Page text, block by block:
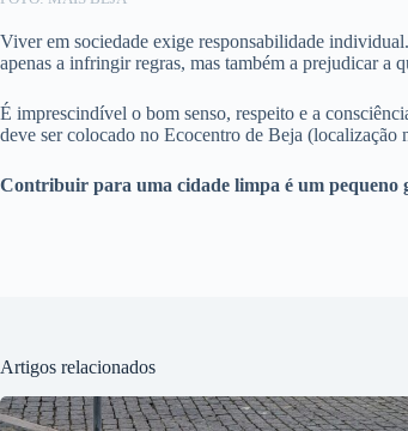
Viver em sociedade exige responsabilidade
apenas a infringir regras, mas também a prejudicar a
É imprescindível o bom senso, respeito e a
deve ser colocado no Ecocentro de Beja (localização
Contribuir para uma cidade limpa é um pequeno
Artigos relacionados